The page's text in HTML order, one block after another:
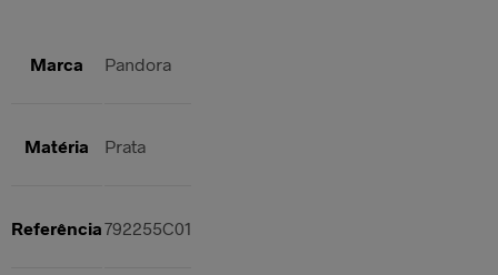
Marca Pandora
Matéria Prata
Referência792255C01